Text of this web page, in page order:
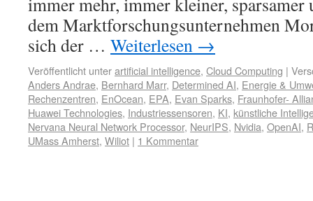
dem Marktforschungsunternehmen
sich der … Weiterlesen →
Veröffentlicht unterartificial intelligence, Cloud Computing |
Anders Andrae, Bernhard Marr, Determined AI, Energie &
Rechenzentren, EnOcean, EPA, Evan Sparks, Fraunhofer-
Huawei Technologies, Industriessensoren, KI, künstliche
Nervana Neural Network Processor, NeurIPS, Nvidia, OpenAI,
UMass Amherst, Wiliot | 1 Kommentar